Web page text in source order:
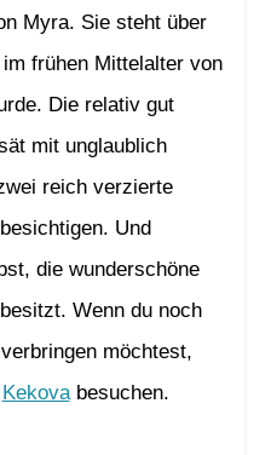
Myra. Sie steht über
frühen Mittelalter von
Die relativ gut
mit unglaublich
reich verzierte
Und
die wunderschöne
Wenn du noch
möchtest,
Kekovabesuchen.